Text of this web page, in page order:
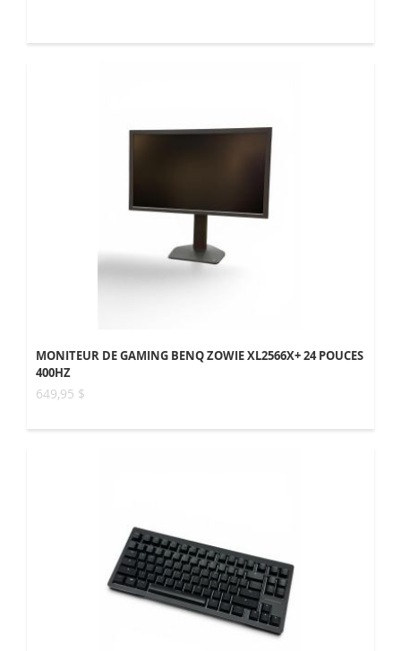
MONITEUR DE GAMING BENQ ZOWIE XL2566X+ 24 POUCES
400HZ
649,95 $